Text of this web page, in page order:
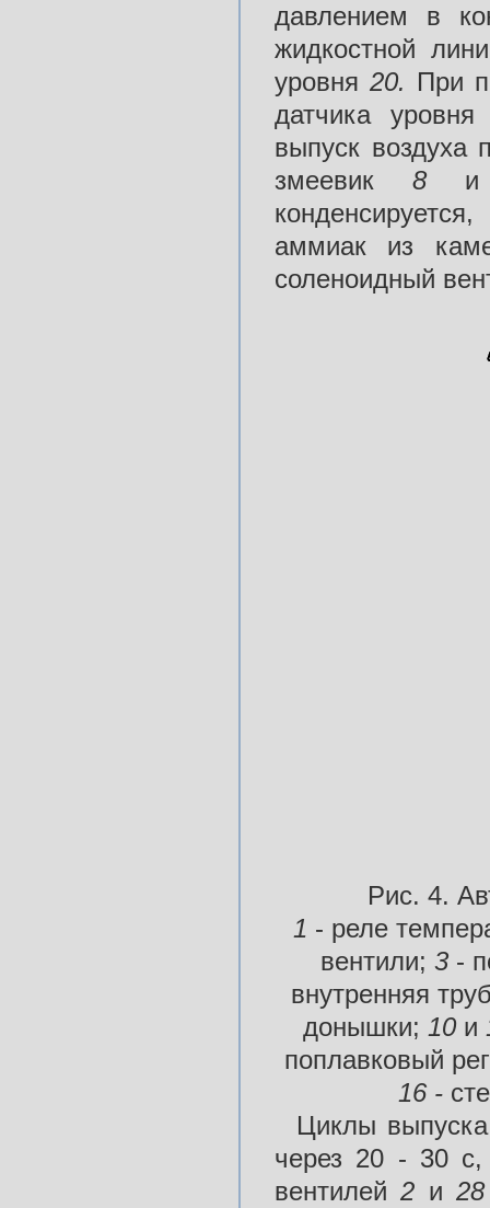
давлением в
жидкостной
уровня 20. При
датчика
выпуск воздуха
змеевик8 и
аммиак из
соленоидный
Рис. 4.
1 - реле
вентили; 3 -
внутренняя
донышки; 10 и
поплавковый
16 -
Циклы
через 20 - 30 с,
вентилей2 и